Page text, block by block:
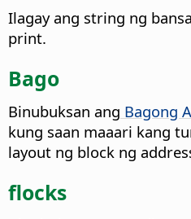
Ilagay ang string ng
print.
Bago
Binubuksan ang Bagong
kung saan maaari kang
layout ng block ng
flocks